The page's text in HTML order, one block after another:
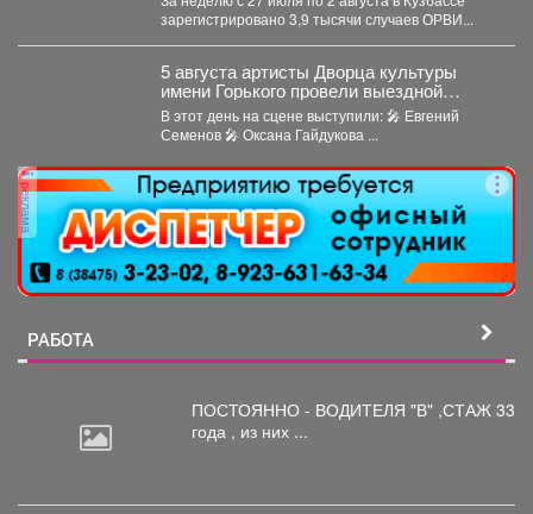
зарегистрировано 3,9 тысячи случаев ОРВИ...
5 августа артисты Дворца культуры
имени Горького провели выездной
концерт в реабилитационном центре
«Топаз».
В этот день на сцене выступили: 🎤 Евгений
Семенов 🎤 Оксана Гайдукова ...
реклама
РАБОТА
ПОСТОЯННО - ВОДИТЕЛЯ "В" ,СТАЖ 33
года , из них ...